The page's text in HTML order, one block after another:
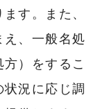
す。また、
え、一般名処
）をするこ
況に応じ調